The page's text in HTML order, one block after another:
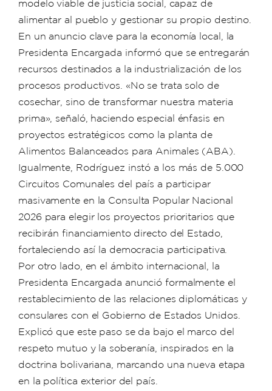
modelo viable de justicia social, capaz de
alimentar al pueblo y gestionar su propio destino.
En un anuncio clave para la economía local, la
Presidenta Encargada informó que se entregarán
recursos destinados a la industrialización de los
procesos productivos. «No se trata solo de
cosechar, sino de transformar nuestra materia
prima», señaló, haciendo especial énfasis en
proyectos estratégicos como la planta de
Alimentos Balanceados para Animales (ABA).
Igualmente, Rodríguez instó a los más de 5.000
Circuitos Comunales del país a participar
masivamente en la Consulta Popular Nacional
2026 para elegir los proyectos prioritarios que
recibirán financiamiento directo del Estado,
fortaleciendo así la democracia participativa.
Por otro lado, en el ámbito internacional, la
Presidenta Encargada anunció formalmente el
restablecimiento de las relaciones diplomáticas y
consulares con el Gobierno de Estados Unidos.
Explicó que este paso se da bajo el marco del
respeto mutuo y la soberanía, inspirados en la
doctrina bolivariana, marcando una nueva etapa
en la política exterior del país.